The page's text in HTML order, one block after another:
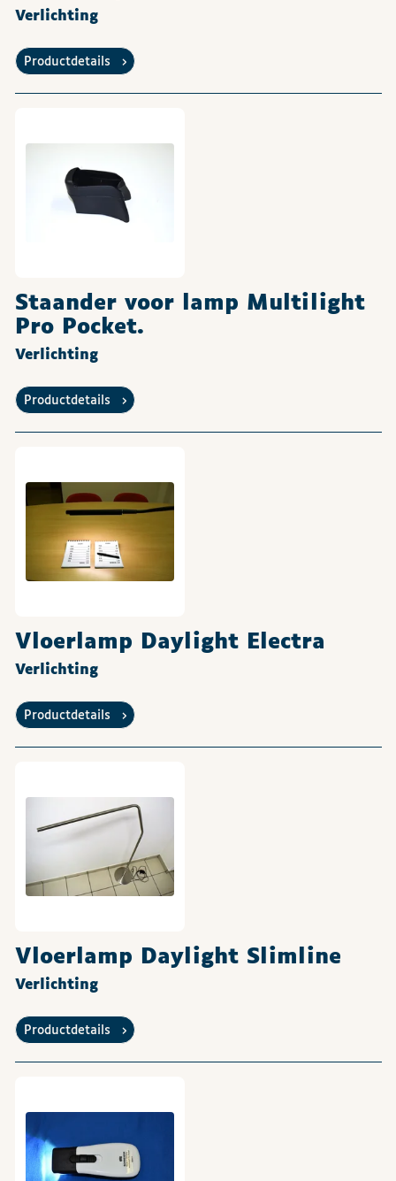
Verlichting
Productdetails
Staander voor lamp Multilight
Pro Pocket.
Verlichting
Productdetails
Vloerlamp Daylight Electra
Verlichting
Productdetails
Vloerlamp Daylight Slimline
Verlichting
Productdetails